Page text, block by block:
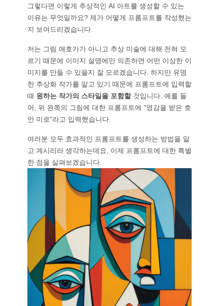
그렇다면 이렇게 추상적인 AI 아트를 생성할 수 있는
이유는 무엇일까요? 제가 어떻게 프롬프트를 작성했는
지 보여드리겠습니다.
저는 그림 애호가가 아니고 추상 미술에 대해 전혀 모
르기 때문에 이미지 설명에만 의존하면 어떤 이상한 이
미지를 만들 수 있을지 잘 모르겠습니다. 하지만 유명
한 추상화 작가를 알고 있기 때문에 프롬프트에 입력할
때 원하는 작가의 스타일을 포함할것입니다. 예를 들
어, 위 왼쪽의 그림에 대한 프롬프트에 "영감을 받은 호
안 미로"라고 입력했습니다.
여러분 모두 효과적인 프롬프트를 생성하는 방법을 알
고 계시리라 생각하는데요, 이제 프롬프트에 대한 특별
한 점을 살펴보겠습니다.